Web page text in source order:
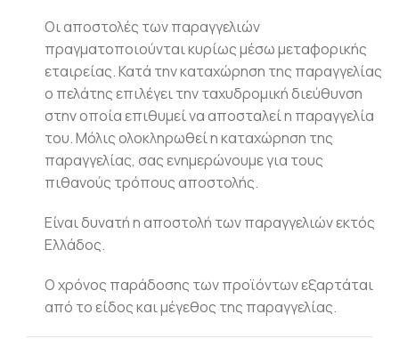
Οι αποστολές των παραγγελιών
πραγματοποιούνται κυρίως μέσω μεταφορικής
εταιρείας. Κατά την καταχώρηση της παραγγελίας
ο πελάτης επιλέγει την ταχυδρομική διεύθυνση
στην οποία επιθυμεί να αποσταλεί η παραγγελία
του. Μόλις ολοκληρωθεί η καταχώρηση της
παραγγελίας, σας ενημερώνουμε για τους
πιθανούς τρόπους αποστολής.
Είναι δυνατή η αποστολή των παραγγελιών εκτός
Ελλάδος.
Ο χρόνος παράδοσης των προϊόντων εξαρτάται
από το είδος και μέγεθος της παραγγελίας.